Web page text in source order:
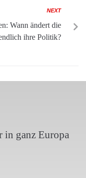
NEXT
Wann ändert die
ihre Politik?
ganz Europa